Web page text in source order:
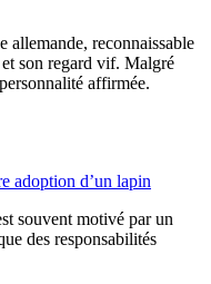
allemande, reconnaissable
son regard vif. Malgré
affirmée.
adoption d’un lapin
souvent motivé par un
des responsabilités